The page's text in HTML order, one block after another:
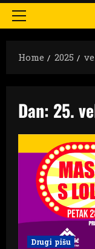
Primary
Home
2025
Dan: 25.
Drugi pišu